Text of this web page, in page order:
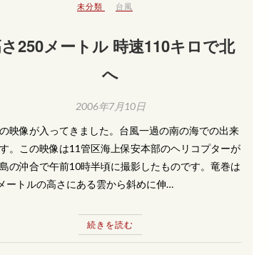
未分類 台風
250メートル 時速110キロで北
へ
2006年7月10日
映像が入ってきました。台風一過の南の海での出来
。この映像は11管区海上保安本部のヘリコプターが
の沖合で午前10時半頃に撮影したものです。竜巻は
ートルの高さにある雲から斜めに伸…
続きを読む